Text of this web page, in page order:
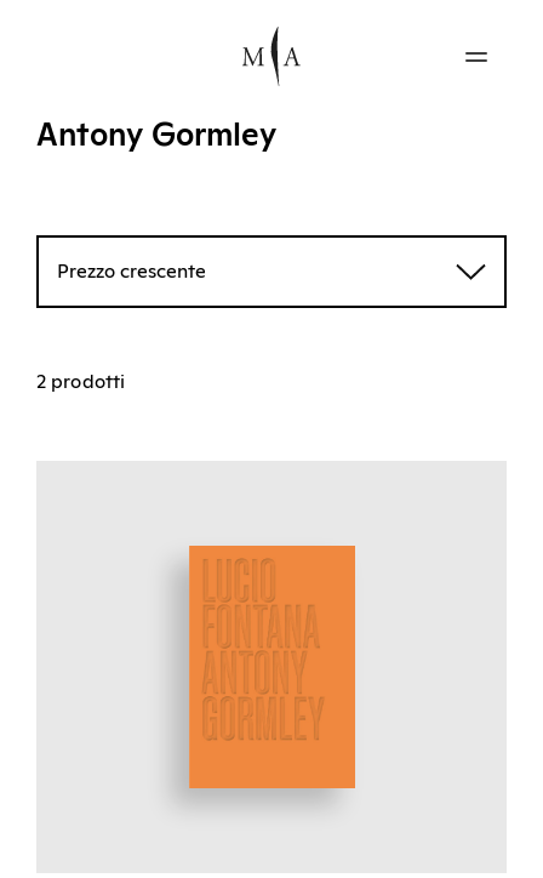
Antony Gormley
Prezzo crescente
2 prodotti